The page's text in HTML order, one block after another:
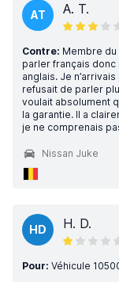
AT A. T.
Contre: Membre
parler français
anglais. Je
refusait de parler
voulait absolument
la garantie. Il a
je ne comprenais
Nissan Juke
HD H. D.
Pour: Véhicule